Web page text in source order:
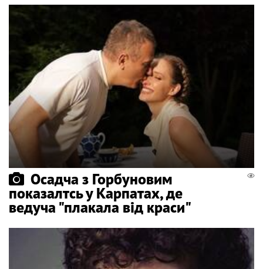
Осадча з Горбуновим
показалтсь у Карпатах, де
ведуча "плакала від краси"